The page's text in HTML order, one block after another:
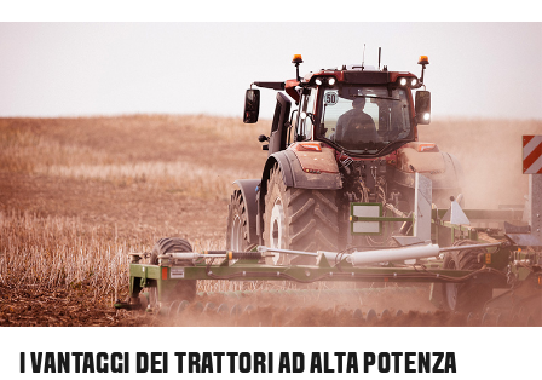
I VANTAGGI DEI TRATTORI AD ALTA POTENZA